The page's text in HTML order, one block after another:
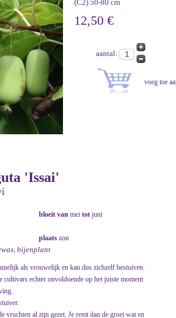
(C2) 50-80 cm
12,50 €
aantal:
'Issai'
bloeit van mei tot juni
plaats zon
bijenplant
als vrouwelijk en kan dus zichzelf bestuiven.
cultivars echter onvoldoende op het juiste moment
vruchten al zijn gezet. Je remt dan de groei wat en